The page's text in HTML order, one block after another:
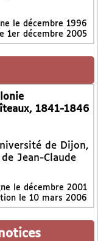
le décembre 1996
1er décembre 2005
1841-1846
de Dijon,
Jean-Claude
le décembre 2001
le 10 mars 2006